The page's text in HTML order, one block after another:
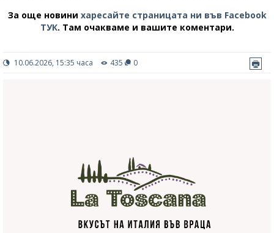
За още новини харесайте страницата ни във Facebook
ТУК. Там очакваме и вашите коментари.
10.06.2026, 15:35 часа 435 0